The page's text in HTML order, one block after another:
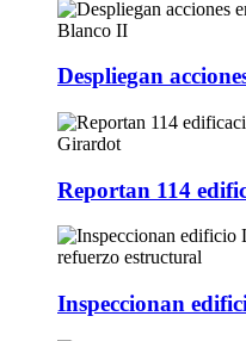
Despliegan
Reportan 114
Inspeccionan